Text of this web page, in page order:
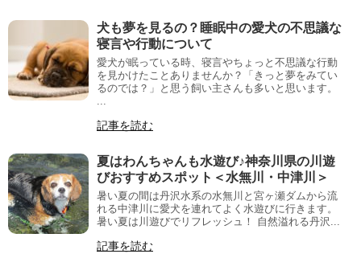
犬も夢を見るの？睡眠中の愛犬の不思議な
寝言や行動について
愛犬が眠っている時、寝言やちょっと不思議な行動
を見かけたことありませんか？「きっと夢をみてい
るのでは？」と思う飼い主さんも多いと思います。
...
記事を読む
夏はわんちゃんも水遊び♪神奈川県の川遊
びおすすめスポット＜水無川・中津川＞
暑い夏の間は丹沢水系の水無川と宮ヶ瀬ダムから流
れる中津川に愛犬を連れてよく水遊びに行きます。
暑い夏は川遊びでリフレッシュ！ 自然溢れる丹沢...
記事を読む